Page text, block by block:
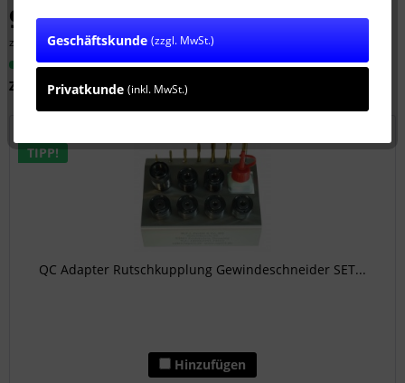
99,16 € *
zzgl. MwSt.zzgl. Versandkosten
Sofort versandfertig, Lieferzeit ca. 1-3 Werktage
Zubehör
1
TIPP!
QC Adapter Rutschkupplung Gewindeschneider SET...
Hinzufügen
Geschäftskunde (zzgl. MwSt.)
Privatkunde (inkl. MwSt.)